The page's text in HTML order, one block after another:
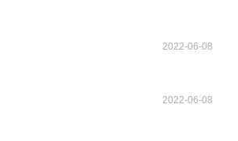
2022-06-08
2022-06-08